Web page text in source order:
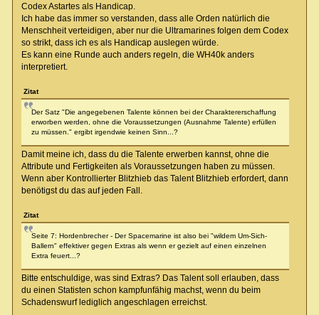
Codex Astartes als Handicap.
Ich habe das immer so verstanden, dass alle Orden natürlich die
Menschheit verteidigen, aber nur die Ultramarines folgen dem Codex
so strikt, dass ich es als Handicap auslegen würde.
Es kann eine Runde auch anders regeln, die WH40k anders
interpretiert.
Zitat
Der Satz "Die angegebenen Talente können bei der Charaktererschaffung
erworben werden, ohne die Voraussetzungen (Ausnahme Talente) erfüllen
zu müssen." ergibt irgendwie keinen Sinn...?
Damit meine ich, dass du die Talente erwerben kannst, ohne die
Attribute und Fertigkeiten als Voraussetzungen haben zu müssen.
Wenn aber Kontrollierter Blitzhieb das Talent Blitzhieb erfordert, dann
benötigst du das auf jeden Fall.
Zitat
Seite 7: Hordenbrecher - Der Spacemarine ist also bei "wildem Um-Sich-
Ballern" effektiver gegen Extras als wenn er gezielt auf einen einzelnen
Extra feuert...?
Bitte entschuldige, was sind Extras? Das Talent soll erlauben, dass
du einen Statisten schon kampfunfähig machst, wenn du beim
Schadenswurf lediglich angeschlagen erreichst.